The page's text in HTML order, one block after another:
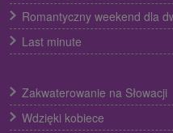
Romantyczny weekend dla
Last minute
Zakwaterowanie na Słowacji
Wdzięki kobiece